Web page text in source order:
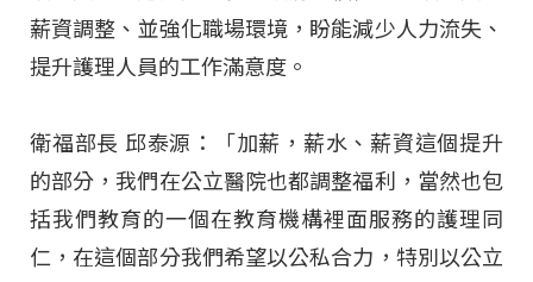
薪資調整、並強化職場環境，盼能減少人力流失、
提升護理人員的工作滿意度。
衛福部長 邱泰源：「加薪，薪水、薪資這個提升
的部分，我們在公立醫院也都調整福利，當然也包
括我們教育的一個在教育機構裡面服務的護理同
仁，在這個部分我們希望以公私合力，特別以公立